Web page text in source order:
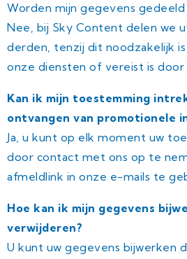
Worden mijn gegevens
Nee, bij Sky Content delen we
derden, tenzij dit noodzakelijk
onze diensten of vereist is door
Kan ik mijn toestemming
ontvangen van promotionele
Ja, u kunt op elk moment uw
door contact met ons op te
afmeldlink in onze e-mails te
Hoe kan ik mijn gegevens
verwijderen?
U kunt uw gegevens bijwerken